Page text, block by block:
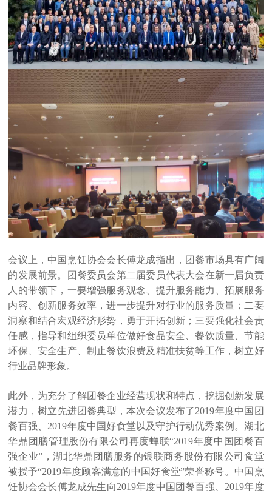
会议上，中国烹饪协会会长傅龙成指出，团餐市场具有广阔
的发展前景。团餐委员会第二届委员代表大会在新一届负责
人的带领下，一要增强服务观念、提升服务能力、拓展服务
内容、创新服务效率，进一步提升对行业的服务质量；二要
洞察和结合宏观经济形势，勇于开拓创新；三要强化社会责
任感，指导和组织委员单位做好食品安全、餐饮质量、节能
环保、安全生产、制止餐饮浪费及精准扶贫等工作，树立好
行业品牌形象。
此外，为充分了解团餐企业经营现状和特点，挖掘创新发展
潜力，树立先进团餐典型，本次会议发布了2019年度中国团
餐百强、2019年度中国好食堂以及守护行动优秀案例。湖北
华鼎团膳管理股份有限公司再度蝉联“2019年度中国团餐百
强企业”，湖北华鼎团膳服务的银联商务股份有限公司食堂
被授予“2019年度顾客满意的中国好食堂”荣誉称号。中国烹
饪协会会长傅龙成先生向2019年度中国团餐百强、2019年度